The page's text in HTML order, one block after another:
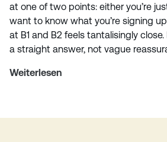
at one of two points: either you’re
want to know what you’re signing up
at B1 and B2 feels tantalisingly
a straight answer, not vague
Weiterlesen